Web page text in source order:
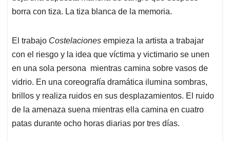
borra con tiza. La tiza blanca de la memoria.
El trabajo Costelaciones empieza la artista a trabajar
con el riesgo y la idea que víctima y victimario se unen
en una sola persona mientras camina sobre vasos de
vidrio. En una coreografía dramática ilumina sombras,
brillos y realiza ruidos en sus desplazamientos. El ruido
de la amenaza suena mientras ella camina en cuatro
patas durante ocho horas diarias por tres días.